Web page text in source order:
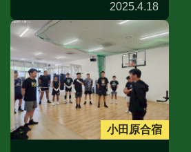
2025.4.18
小田原合宿